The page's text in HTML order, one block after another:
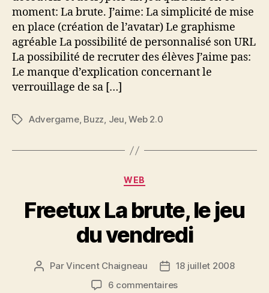
et
addictif
moment: La brute. J’aime: La simplicité de mise
en place (création de l’avatar) Le graphisme
agréable La possibilité de personnalisé son URL
La possibilité de recruter des élèves J’aime pas:
Le manque d’explication concernant le
verrouillage de sa […]
Étiquettes
Advergame, Buzz, Jeu,Web 2.0
Catégories
WEB
Freetux La brute, le jeu
du vendredi
Auteur
ParVincent Chaigneau
Date18 juillet 2008
6 commentairessur